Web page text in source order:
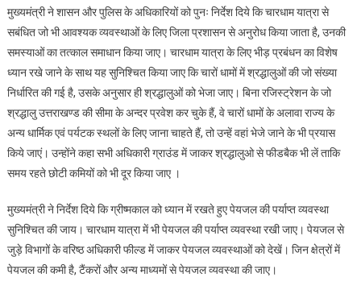
मुख्यमंत्री ने शासन और पुलिस के अधिकारियों को पुनः निर्देश दिये कि चारधाम यात्रा से
सबंधित जो भी आवश्यक व्यवस्थाओं के लिए जिला प्रशासन से अनुरोध किया जाता है, उनकी
समस्याओं का तत्काल समाधान किया जाए। चारधाम यात्रा के लिए भीड़ प्रबंधन का विशेष
ध्यान रखे जाने के साथ यह सुनिश्चित किया जाए कि चारों धामों में श्रद्धालुओं की जो संख्या
निर्धारित की गई है, उसके अनुसार ही श्रद्धालुओं को भेजा जाए। बिना रजिस्ट्रेशन के जो
श्रद्धालु उत्तराखण्ड की सीमा के अन्दर प्रवेश कर चुके हैं, वे चारों धामों के अलावा राज्य के
अन्य धार्मिक एवं पर्यटक स्थलों के लिए जाना चाहते हैं, तो उन्हें वहां भेजे जाने के भी प्रयास
किये जाएं। उन्होंने कहा सभी अधिकारी ग्राउंड में जाकर श्रद्धालुओ से फीडबैक भी लें ताकि
समय रहते छोटी कमियों को भी दूर किया जाए ।
मुख्यमंत्री ने निर्देश दिये कि ग्रीष्मकाल को ध्यान में रखते हुए पेयजल की पर्याप्त व्यवस्था
सुनिश्चित की जाय। चारधाम यात्रा में भी पेयजल की पर्याप्त व्यवस्था रखी जाए। पेयजल से
जुड़े विभागों के वरिष्ठ अधिकारी फील्ड में जाकर पेयजल व्यवस्थाओं को देखें। जिन क्षेत्रों में
पेयजल की कमी है, टैंकरों और अन्य माध्यमों से पेयजल व्यवस्था की जाए।